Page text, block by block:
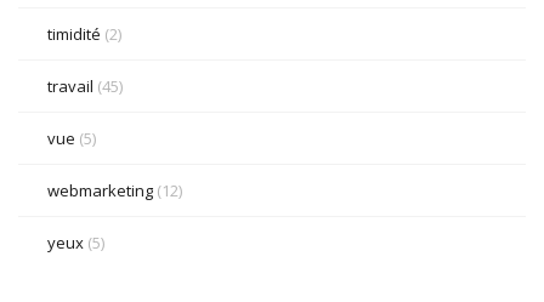
timidité (2)
travail (45)
vue (5)
webmarketing (12)
yeux (5)